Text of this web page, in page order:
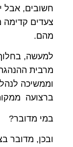
חשובים, אבל
צעדים קדימה
מהם.
למעשה,
מרבית
וממשיכה
ברצועה
במי מדובר?
ובכן, מדובר